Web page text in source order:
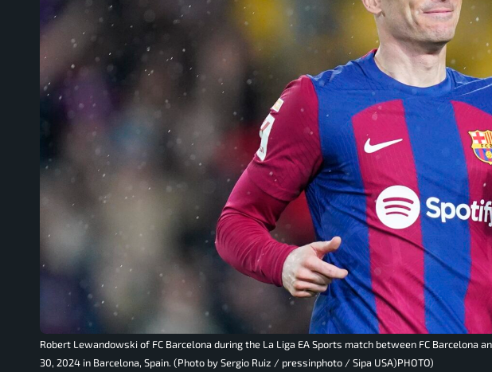
Robert Lewandowski of FC Barcelona during the La Liga EA Sports match between FC Barcelona
30, 2024 in Barcelona, Spain. (Photo by Sergio Ruiz / pressinphoto / Sipa USA)PHOTO)